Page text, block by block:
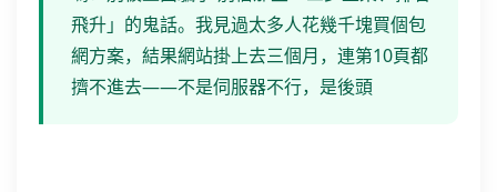
飛升」的鬼話。我見過太多人花幾千塊買個包
網方案，結果網站掛上去三個月，連第10頁都
擠不進去——不是伺服器不行，是後頭